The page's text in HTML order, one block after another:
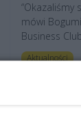
“Okazaliśmy
mówi
Business
Aktualności